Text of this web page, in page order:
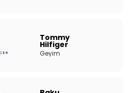
Tommy
Hilfiger
Geyim